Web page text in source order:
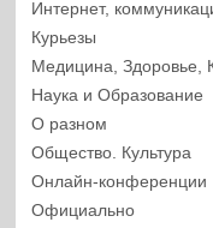
Интернет,
Курьезы
Медицина, Здоровье,
Наука и Образование
О разном
Общество. Культура
Онлайн-конференции
Официально